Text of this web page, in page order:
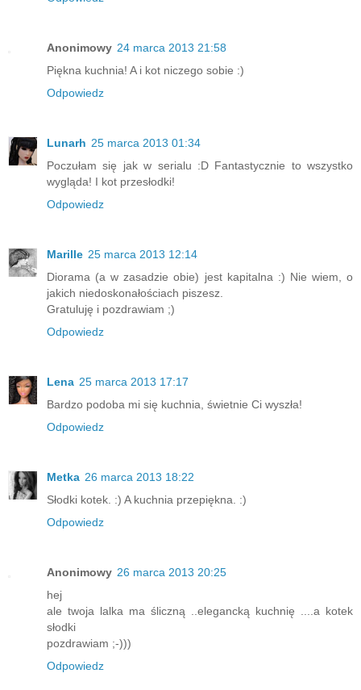
Anonimowy 24 marca 2013 21:58
Piękna kuchnia! A i kot niczego sobie :)
Odpowiedz
Lunarh 25 marca 2013 01:34
Poczułam się jak w serialu :D Fantastycznie to wszystko
wygląda! I kot przesłodki!
Odpowiedz
Marille 25 marca 2013 12:14
Diorama (a w zasadzie obie) jest kapitalna :) Nie wiem, o
jakich niedoskonałościach piszesz.
Gratuluję i pozdrawiam ;)
Odpowiedz
Lena 25 marca 2013 17:17
Bardzo podoba mi się kuchnia, świetnie Ci wyszła!
Odpowiedz
Metka 26 marca 2013 18:22
Słodki kotek. :) A kuchnia przepiękna. :)
Odpowiedz
Anonimowy 26 marca 2013 20:25
hej
ale twoja lalka ma śliczną ..elegancką kuchnię ....a kotek
słodki
pozdrawiam ;-)))
Odpowiedz